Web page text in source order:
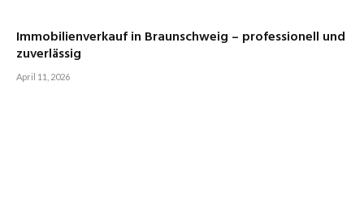
Immobilienverkauf in Braunschweig – professionell und
zuverlässig
April 11, 2026